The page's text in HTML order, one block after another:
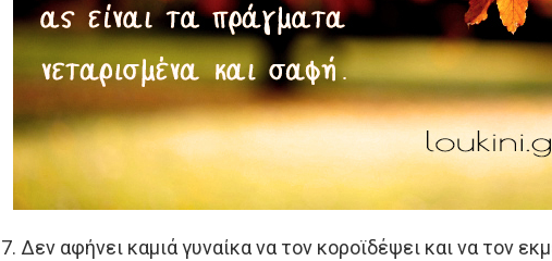
7. Δεν αφήνει καμιά γυναίκα να τον κοροϊδέψει και να τον